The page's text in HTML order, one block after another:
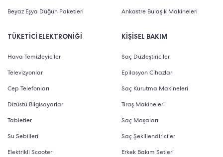
Beyaz Eşya Düğün Paketleri
TÜKETİCİ ELEKTRONİĞİ
Hava Temizleyiciler
Televizyonlar
Cep Telefonları
Dizüstü Bilgisayarlar
Tabletler
Su Sebilleri
Elektrikli Scooter
Ankastre Bulaşık Makineleri
KİŞİSEL BAKIM
Saç Düzleştiriciler
Epilasyon Cihazları
Saç Kurutma Makineleri
Tıraş Makineleri
Saç Maşaları
Saç Şekillendiriciler
Erkek Bakım Setleri